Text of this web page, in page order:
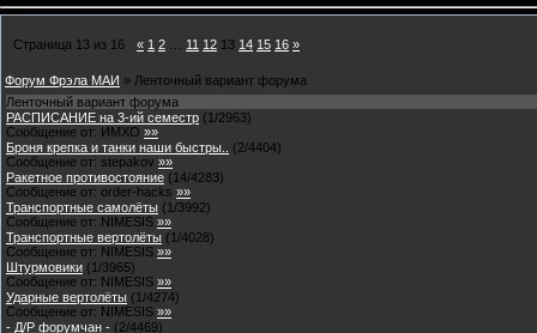
Страница 13 из 16 « 1 2 11 12 13 14 15 16 »
Форум Фрэла МАИ » Ленточный вариант форума
Ленточный вариант форума
РАСПИСАНИЕ на 3-ий семестр (1/2963)
Сообщение от: ИМХО »»
Броня крепка и танки наши быстры..
(2/4404)
Сообщение от: stepakov »»
Ракетное противостояние (14/4283)
Сообщение от: order-hacks »»
Транспортные самолёты (1/3992)
Сообщение от: NIMESIS »»
Транспортные вертолёты (1/4028)
Сообщение от: NIMESIS »»
Штурмовики (1/3965)
Сообщение от: NIMESIS »»
Ударные вертолёты (1/4274)
Сообщение от: NIMESIS »»
- Д/Р форумчан - (2/4469)